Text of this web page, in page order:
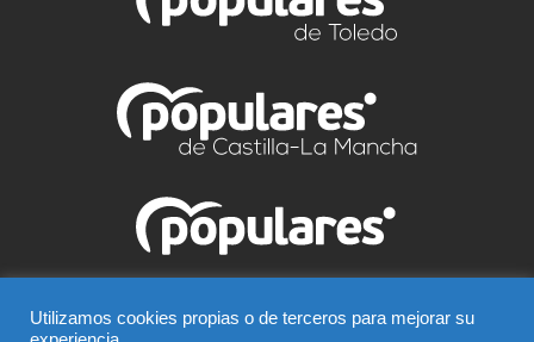
© Partido Popular de Talavera – C/ Greco, 2 BIS –
Utilizamos cookies propias o de terceros para mejorar su